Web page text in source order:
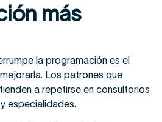
más
la programación es el
Los patrones que
a repetirse en consultorios
especialidades.